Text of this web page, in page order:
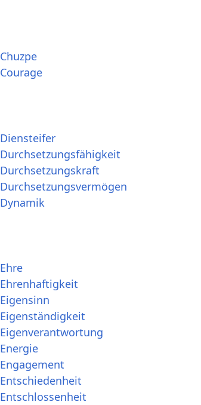
Chuzpe
Courage
Diensteifer
Durchsetzungsfähigkeit
Durchsetzungskraft
Durchsetzungsvermögen
Dynamik
Ehre
Ehrenhaftigkeit
Eigensinn
Eigenständigkeit
Eigenverantwortung
Energie
Engagement
Entschiedenheit
Entschlossenheit